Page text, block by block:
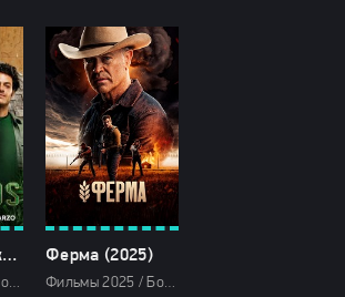
Банда в поисках сокровищ (2025)
Фильмы 2025 / Боевики 2025 / Детективы 2025 / Драмы 2025 / Криминальные фильмы 2025 / Фильмы-приключения 2025 / Триллеры 2025 / Сериалы 2025 / Сериалы в озвучке TVShows / Смотреть фильмы онлайн
Ферма (2025)
Фильмы 2025 / Боевики 2025 / Драмы 2025 / Триллеры 2025 / Зарубежные фильмы 2025 / Новинки кино 2025 / Последние фильмы 2025 / Смотреть фильмы онлайн